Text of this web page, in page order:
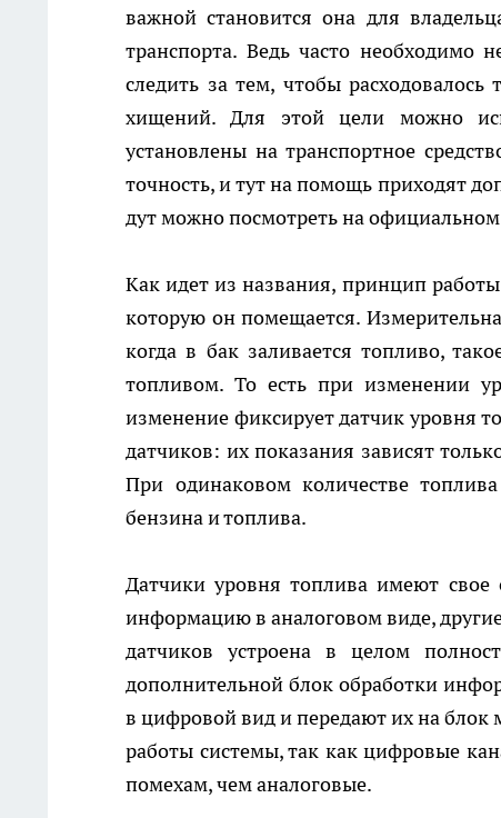
важной становится она для
транспорта. Ведь часто необходимо
следить за тем, чтобы
хищений. Для этой цели можно
установлены на транспортное
точность, и тут на помощь приходят
дутможно посмотреть на официальном
Как идет из названия, принцип
которую он помещается.
когда в бак заливается топливо,
топливом. То есть при изменении
изменение фиксирует датчик уровня
датчиков: их показания зависят
При одинаковом количестве
бензина и топлива.
Датчики уровня топлива имеют
информацию в аналоговом виде,
датчиков устроена в целом
дополнительной блок обработки
в цифровой вид и передают их на блок
работы системы, так как цифровые
помехам, чем аналоговые.